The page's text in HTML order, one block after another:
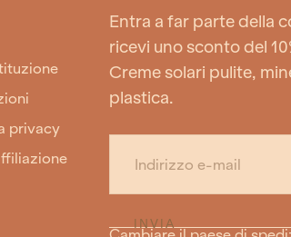
privacy
Entra a far parte della
ricevi uno sconto del
Creme solari pulite,
plastica.
INVIA